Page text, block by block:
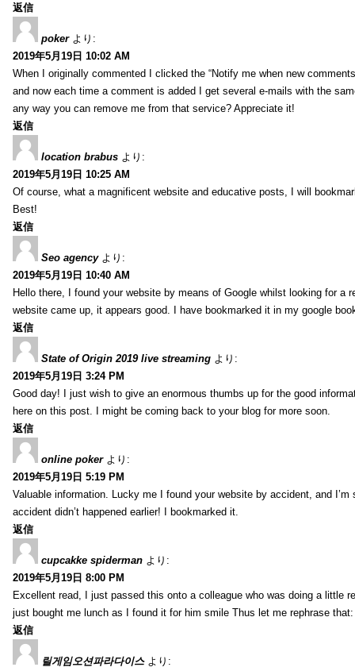
返信
poker より:
2019年5月19日 10:02 AM
When I originally commented I clicked the “Notify me when new
and now each time a comment is added I get several e-mails with the
any way you can remove me from that service? Appreciate it!
返信
location brabus より:
2019年5月19日 10:25 AM
Of course, what a magnificent website and educative posts, I will
Best!
返信
Seo agency より:
2019年5月19日 10:40 AM
Hello there, I found your website by means of Google whilst looking for a
website came up, it appears good. I have bookmarked it in my google
返信
State of Origin 2019 live streaming より:
2019年5月19日 3:24 PM
Good day! I just wish to give an enormous thumbs up for the good
here on this post. I might be coming back to your blog for more soon.
返信
online poker より:
2019年5月19日 5:19 PM
Valuable information. Lucky me I found your website by accident, and I’m
accident didn’t happened earlier! I bookmarked it.
返信
cupcakke spiderman より:
2019年5月19日 8:00 PM
Excellent read, I just passed this onto a colleague who was doing a little
just bought me lunch as I found it for him smile Thus let me rephrase
返信
릴게임오션파라다이스 より: